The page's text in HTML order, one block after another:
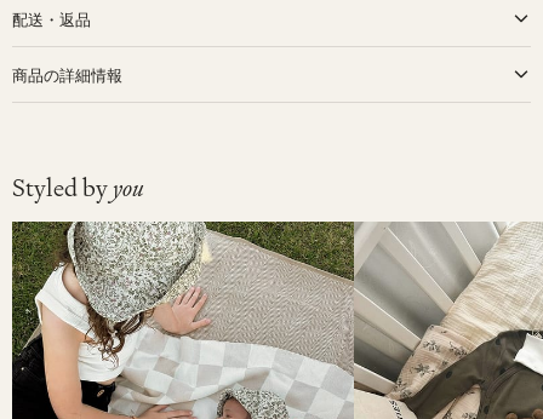
需品。 贅沢なやわらかさの生地で昼も夜も心地よく過ごせます。"ミル
ク" プリント、ラウンドクルーネック、簡単に着替えができるスナップボ
タン。靴下とボンネットと一緒にコーディネートするとキュート。
英国デザイン、ヨーロッパ製
Organic Zooの服はユニセックスで着まわしできるようデザインされてい
サイズを計測して頂くことをおすすめしています。
ギフト選びの際に、もっとも多くいただくのが サイズに関するご質問 で
す。 そこで、より選びやすくなるようにサイズ選びのポイントをまとめ
Organic Zoo のお洋服は、心地よさとほどよいゆとりを大切にデザイン
サイズ選びのポイント:
新生児- 0-3ヶ月サイズは、生後3か月頃までの赤ちゃんに快適に着ていた
だけるサイズです。できるだけ長く着用したいという場合は、ワンサイ
ズ上もご検討ください。
キッズ
- トップスは、少しゆとりを持たせたい場合にはサイズアップがお
すすめです。ボトムスやロンパースは、基本的に月齢に合ったサイズで
問題ありません。迷った場合は、ワンサイズ上をお選びいただくと安心
です。
配送・返品
配送
通常配送（9営業日以内）：¥1,980
¥25,000以上のご注文で送料無料
関税・消費税込み
午後1時（GMT）までのご注文は、当日発送いたします。
簡単返品
返品は商品到着後14日以内に承ります。
未使用・未洗濯で、受け取った時と同じ状態でご返送ください。
返品に関するよくある質問はこちら。
商品の詳細情報
ブランド
Styled byyou